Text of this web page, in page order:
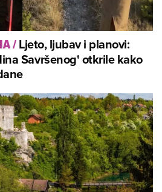
/Ljeto, ljubav i planovi:
Savršenog' otkrile kako